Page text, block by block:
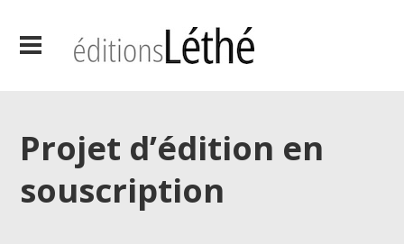
Projet d’édition en
souscription